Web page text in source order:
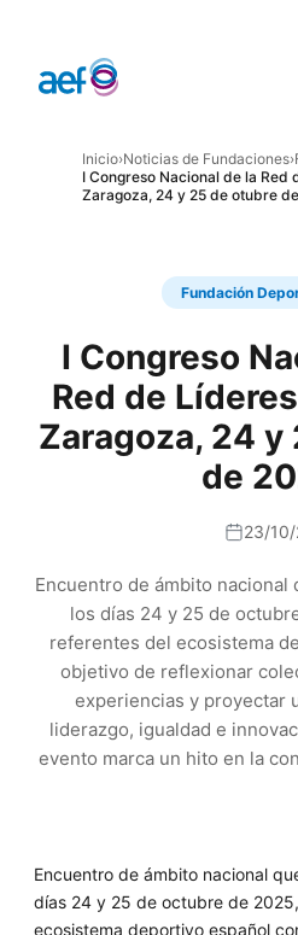
Inicio›Noticias de Fundaciones›
I Congreso Nacional de la Red
Zaragoza, 24 y 25 de otubre
Fundación
I Congreso
Red de
Zaragoza, 24 y
de
23/
Encuentro de ámbito nacional
los días 24 y 25 de
referentes del ecosistema
objetivo de reflexionar
experiencias y proyectar
liderazgo, igualdad e
evento marca un hito en la
Encuentro de ámbito nacional
días 24 y 25 de octubre de
ecosistema deportivo español